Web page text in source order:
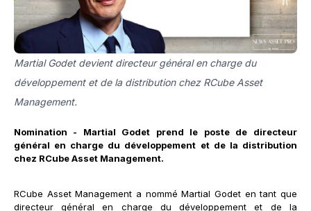
Martial Godet devient directeur général en charge du
développement et de la distribution chez RCube Asset
Management.
Nomination - Martial Godet prend le poste de directeur
général en charge du développement et de la distribution
chez RCube Asset Management.
RCube Asset Management a nommé Martial Godet en tant que
directeur général en charge du développement et de la